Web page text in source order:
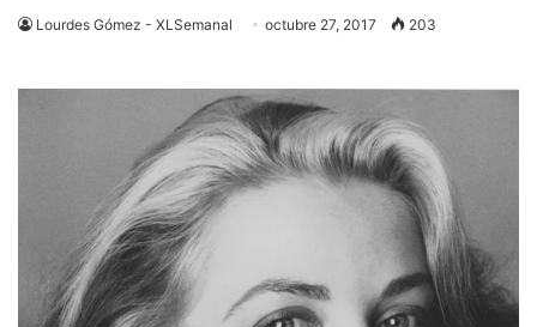
Lourdes Gómez - XLSemanal octubre 27, 2017 203